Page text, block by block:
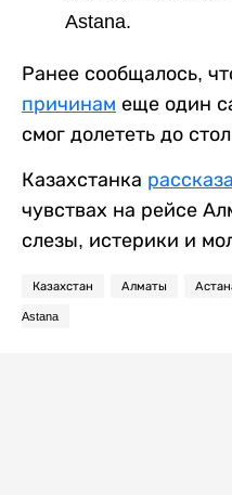
Astana.
Ранее сообщалось,
причинам еще один
смог долететь до
Казахстанка
чувствах на рейсе
слезы, истерики и
Казахстан Алматы
Astana